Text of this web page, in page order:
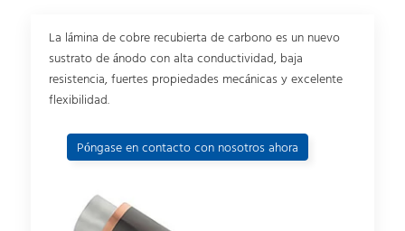
La lámina de cobre recubierta de carbono es un nuevo
sustrato de ánodo con alta conductividad, baja
resistencia, fuertes propiedades mecánicas y excelente
flexibilidad.
Póngase en contacto con nosotros ahora